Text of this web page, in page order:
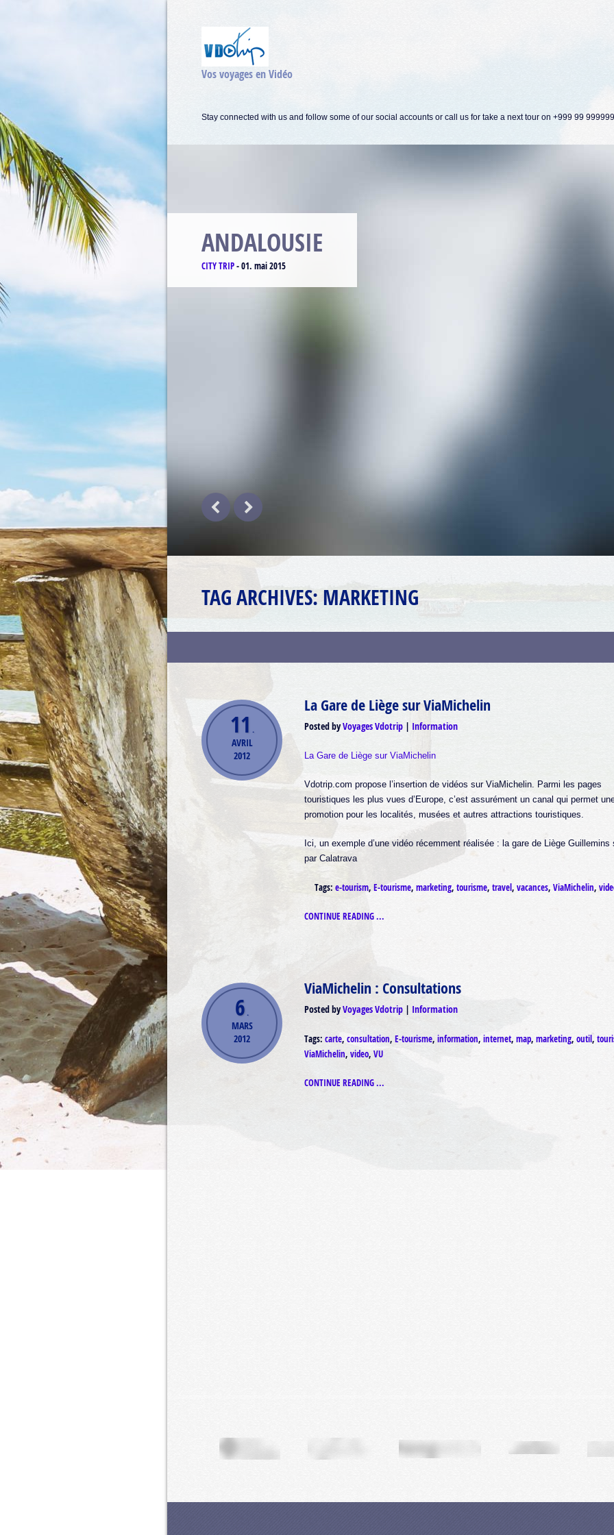
Vos voyages en Vidéo
Stay connected with us and follow some of our social accounts or call us for take a next tour on +999 99 999999
MATTERHORN
CLIMBING -17. avril 2015
TAG ARCHIVES:MARKETING
11 .
AVRIL
2012
La Gare de Liège sur ViaMichelin
Posted byVoyages Vdotrip Information
La Gare de Liège sur ViaMichelin
Vdotrip.com propose l’insertion de vidéos sur ViaMichelin. Parmi les pages
touristiques les plus vues d’Europe, c’est assurément un canal qui permet
promotion pour les localités, musées et autres attractions touristiques.
Ici, un exemple d’une vidéo récemment réalisée : la gare de Liège Guillemins
par Calatrava
Tags: e-tourism, E-tourisme, marketing, tourisme, travel, vacances, ViaMichelin,
CONTINUE READING ...
6.
MARS
2012
ViaMichelin : Consultations
Posted byVoyages Vdotrip Information
Tags: carte, consultation, E-tourisme, information, internet, map, marketing, outil,
ViaMichelin, video, VU
CONTINUE READING ...